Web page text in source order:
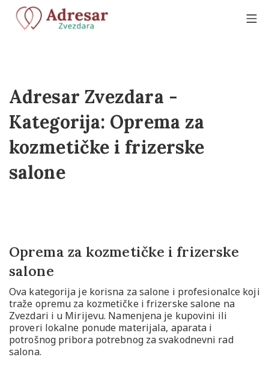
Adresar Zvezdara -
Kategorija: Oprema za
kozmetičke i frizerske
salone
Oprema za kozmetičke i frizerske
salone
Ova kategorija je korisna za salone i profesionalce koji
traže opremu za kozmetičke i frizerske salone na
Zvezdari i u Mirijevu. Namenjena je kupovini ili
proveri lokalne ponude materijala, aparata i
potrošnog pribora potrebnog za svakodnevni rad
salona.